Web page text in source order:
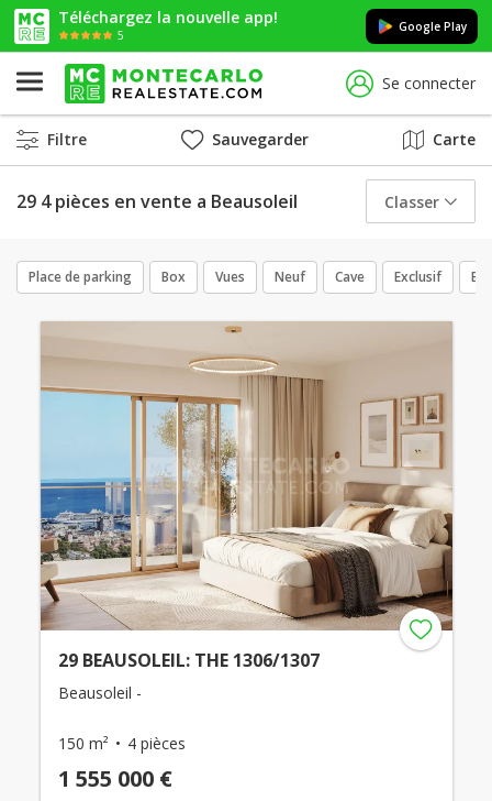
Téléchargez la nouvelle app!
5
Google Play
Se connecter
Filtre Sauvegarder Carte
29 4 pièces en vente a Beausoleil Classer
Place de parking Box Vues Neuf Cave Exclusif
29 BEAUSOLEIL: THE 1306/1307
Beausoleil -
150 m² 4 pièces
1 555 000 €